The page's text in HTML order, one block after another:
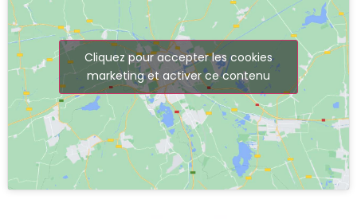
Cliquez pour accepter les cookies
marketing et activer ce contenu